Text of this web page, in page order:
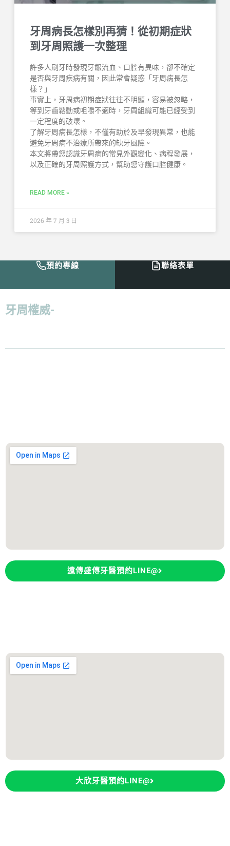
牙周病長怎樣別再猜！從初期症狀
到牙周照護一次整理
許多人刷牙時發現牙齦流血、口腔有異味，卻不確定
是否與牙周疾病有關，因此常會疑惑「牙周病長怎
樣？」
事實上，牙周病初期症狀往往不明顯，容易被忽略，
等到牙齒鬆動或咀嚼不適時，牙周組織可能已經受到
一定程度的破壞。
了解牙周病長怎樣，不僅有助於及早發現異常，也能
避免牙周病不治療所帶來的缺牙風險。
本文將帶您認識牙周病的常見外觀變化、病程發展，
以及正確的牙周照護方式，幫助您守護口腔健康。
READ MORE »
2026 年 7 月 3 日
預約專線 聯絡表單
牙周權威-
遠傳盛傳牙醫預約LINE@
大欣牙醫預約LINE@